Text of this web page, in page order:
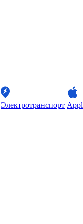
Электротранспорт